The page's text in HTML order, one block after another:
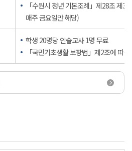
「수원시 청년 기본조례」제28조 제
매주 금요일만 해당)
학생 20명당 인솔교사 1명 무료
「국민기초생활 보장법」제2조에 따